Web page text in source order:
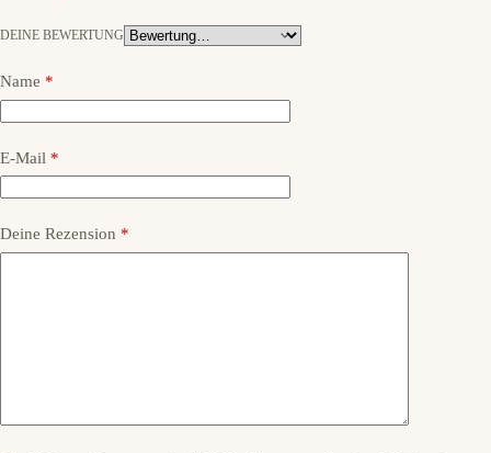
DEINE BEWERTUNG
Name *
E-Mail *
Deine Rezension *